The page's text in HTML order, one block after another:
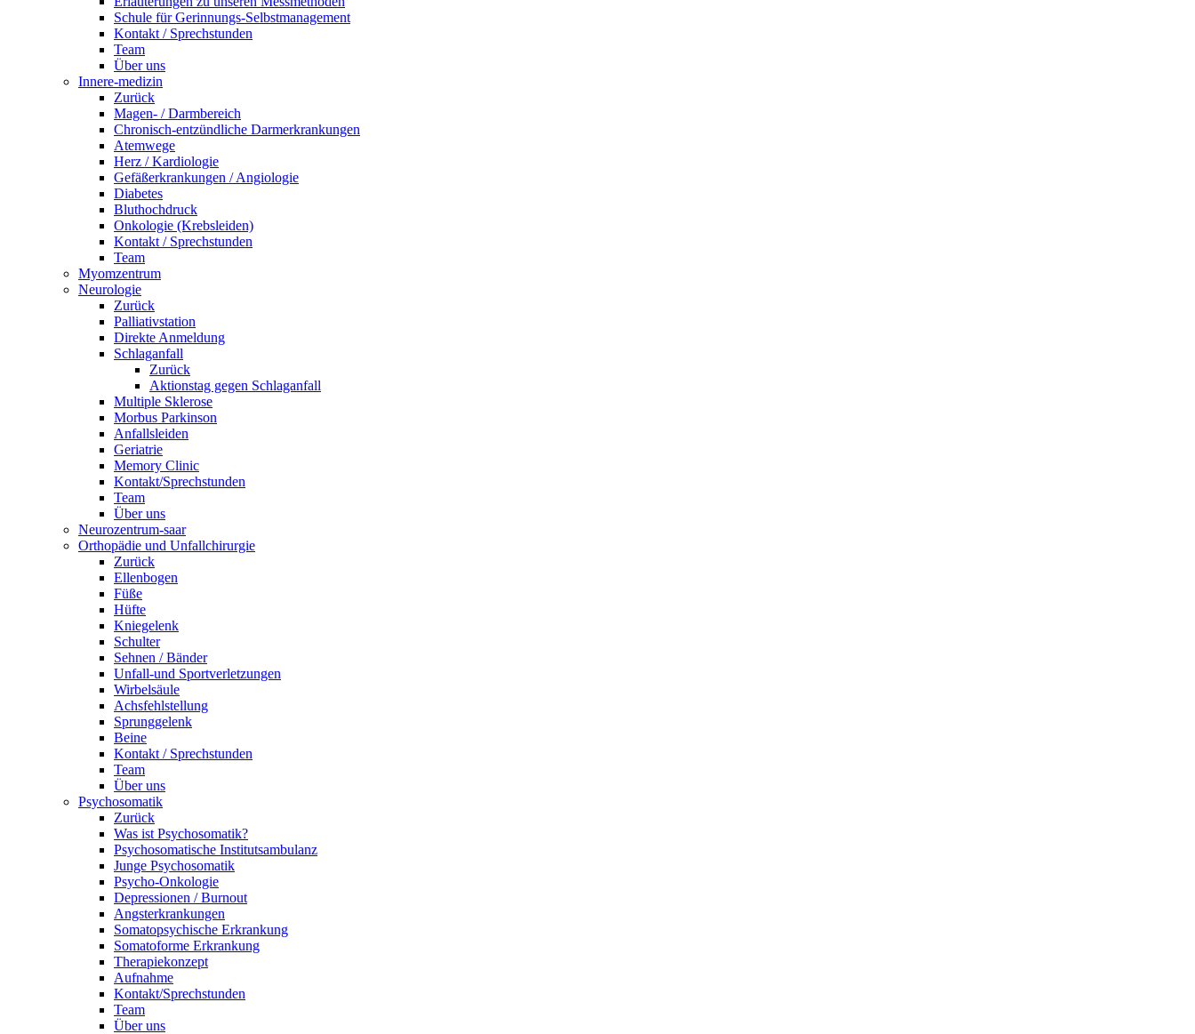
Schule für Gerinnungs-Selbstmanagement
Kontakt / Sprechstunden
Team
Über uns
Innere-medizin
Zurück
Magen- / Darmbereich
Chronisch-entzündliche Darmerkrankungen
Atemwege
Herz / Kardiologie
Gefäßerkrankungen / Angiologie
Diabetes
Bluthochdruck
Onkologie (Krebsleiden)
Kontakt / Sprechstunden
Team
Myomzentrum
Neurologie
Zurück
Palliativstation
Direkte Anmeldung
Schlaganfall
Zurück
Aktionstag gegen Schlaganfall
Multiple Sklerose
Morbus Parkinson
Anfallsleiden
Geriatrie
Memory Clinic
Kontakt/Sprechstunden
Team
Über uns
Neurozentrum-saar
Orthopädie und Unfallchirurgie
Zurück
Ellenbogen
Füße
Hüfte
Kniegelenk
Schulter
Sehnen / Bänder
Unfall-und Sportverletzungen
Wirbelsäule
Achsfehlstellung
Sprunggelenk
Beine
Kontakt / Sprechstunden
Team
Über uns
Psychosomatik
Zurück
Was ist Psychosomatik?
Psychosomatische Institutsambulanz
Junge Psychosomatik
Psycho-Onkologie
Depressionen / Burnout
Angsterkrankungen
Somatopsychische Erkrankung
Somatoforme Erkrankung
Therapiekonzept
Aufnahme
Kontakt/Sprechstunden
Team
Über uns